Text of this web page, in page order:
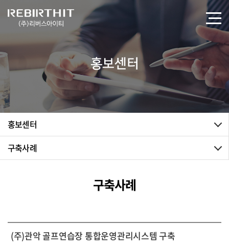
홍보센터
홍보센터
구축사례
구축사례
(주)관악 골프연습장 통합운영관리시스템 구축